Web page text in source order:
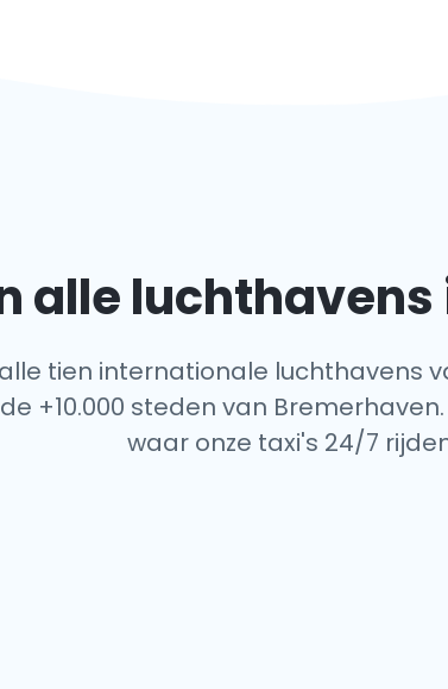
alle
tien internationale luchthavens
+10.000 steden van
waar onze taxi's 24/7